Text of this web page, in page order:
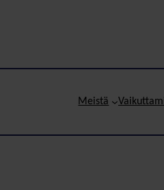
Meistä